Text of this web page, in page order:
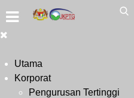
Utama
Korporat
Pengurusan Tertinggi